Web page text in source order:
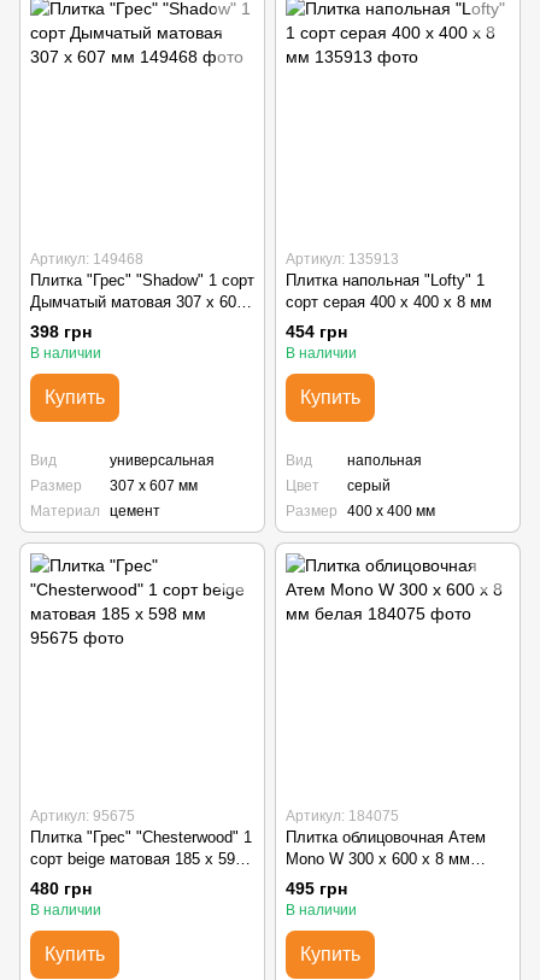
Артикул: 149468
Плитка "Грес" "Shadow" 1 сорт
Дымчатый матовая 307 х 607
мм
398 грн
В наличии
Купить
Вид
универсальная
Размер
307 х 607 мм
Материал
цемент
Артикул: 135913
Плитка напольная "Lofty" 1
сорт серая 400 х 400 х 8 мм
454 грн
В наличии
Купить
Вид
напольная
Цвет
серый
Размер
400 х 400 мм
Артикул: 95675
Плитка "Грес" "Chesterwood" 1
сорт beige матовая 185 х 598
мм
480 грн
В наличии
Купить
Артикул: 184075
Плитка облицовочная Атем
Mono W 300 x 600 х 8 мм
белая
495 грн
В наличии
Купить